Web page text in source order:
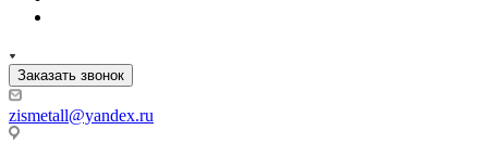
Заказать звонок
zismetall@yandex.ru